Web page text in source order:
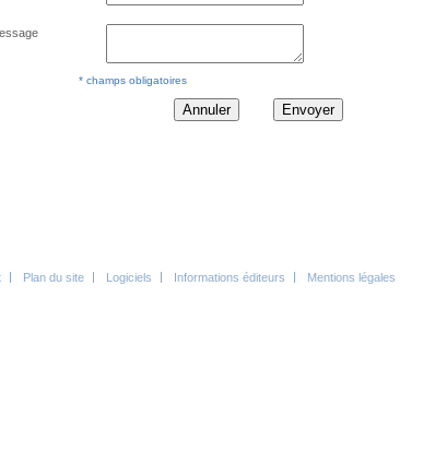
* champs obligatoires
Annuler Envoyer
Plan du site Logiciels Informations éditeurs Mentions légales